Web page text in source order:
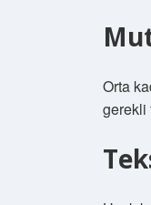
Orta
gerekli